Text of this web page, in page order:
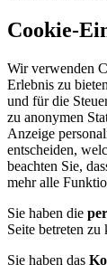
Cookie-
Wir verwenden
Erlebnis zu
und für die
zu anonymen
Anzeige
entscheiden,
beachten Sie,
mehr alle
Sie haben die
Seite betreten zu
Sie haben das